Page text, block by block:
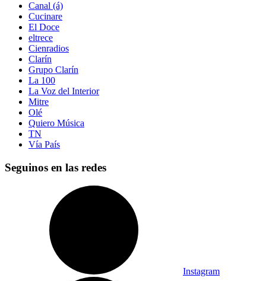
Canal (á)
Cucinare
El Doce
eltrece
Cienradios
Clarín
Grupo Clarín
La 100
La Voz del Interior
Mitre
Olé
Quiero Música
TN
Vía País
Seguinos en las redes
Instagram